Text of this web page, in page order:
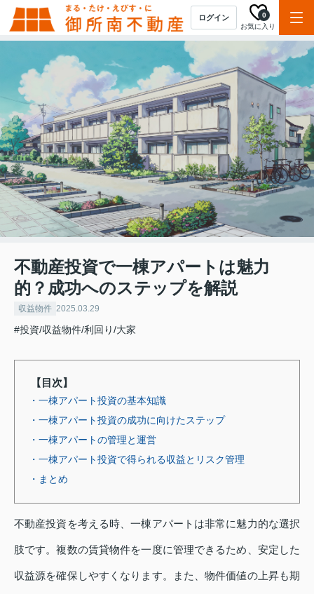
ログイン
お気に入り
0
不動産投資で一棟アパートは魅力
的？成功へのステップを解説
収益物件 2025.03.29
#投資/収益物件/利回り/大家
【目次】
・一棟アパート投資の基本知識
・一棟アパート投資の成功に向けたステップ
・一棟アパートの管理と運営
・一棟アパート投資で得られる収益とリスク管理
・まとめ
不動産投資を考える時、一棟アパートは非常に魅力的な選択
肢です。複数の賃貸物件を一度に管理できるため、安定した
収益源を確保しやすくなります。また、物件価値の上昇も期